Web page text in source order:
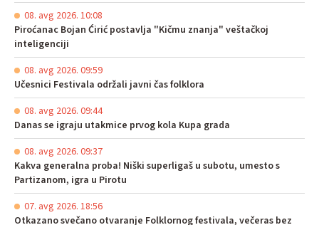
08. avg 2026. 10:08
Piroćanac Bojan Ćirić postavlja "Kičmu znanja" veštačkoj
inteligenciji
08. avg 2026. 09:59
Učesnici Festivala održali javni čas folklora
08. avg 2026. 09:44
Danas se igraju utakmice prvog kola Kupa grada
08. avg 2026. 09:37
Kakva generalna proba! Niški superligaš u subotu, umesto s
Partizanom, igra u Pirotu
07. avg 2026. 18:56
Otkazano svečano otvaranje Folklornog festivala, večeras bez